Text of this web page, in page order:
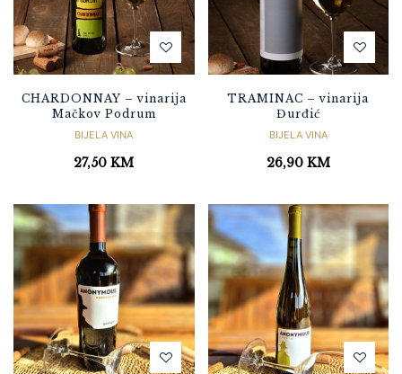
CHARDONNAY – vinarija
Mačkov Podrum
BIJELA VINA
27,50KM
TRAMINAC – vinarija
Đurđić
BIJELA VINA
26,90 KM